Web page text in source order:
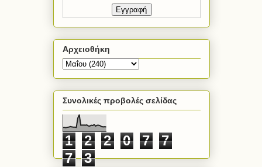
Αρχειοθήκη
Συνολικές προβολές σελίδας
1 2 2 0 7
7
7
3